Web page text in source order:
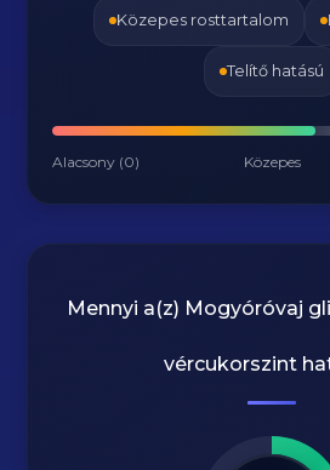
Közepes rosttartalom
Telítő hatású
Alacsony (0) Közepes
Mennyi a(z) Mogyóróvaj
vércukorszint